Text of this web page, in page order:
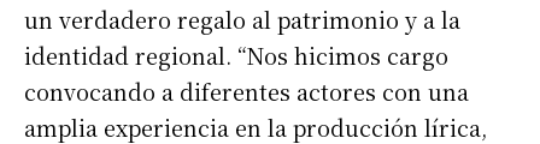
un verdadero regalo al patrimonio y a la
identidad regional. “Nos hicimos cargo
convocando a diferentes actores con una
amplia experiencia en la producción lírica,